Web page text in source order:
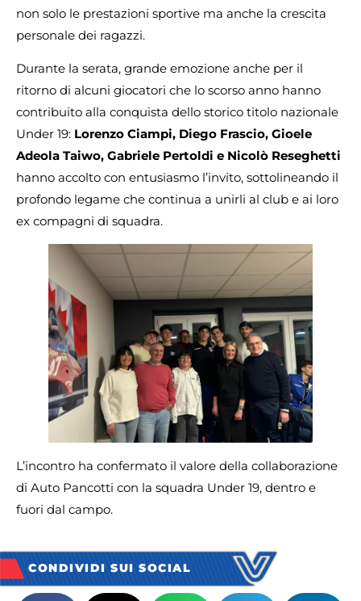
non solo le prestazioni sportive ma anche la crescita
personale dei ragazzi.
Durante la serata, grande emozione anche per il
ritorno di alcuni giocatori che lo scorso anno hanno
contribuito alla conquista dello storico titolo nazionale
Under 19: Lorenzo Ciampi, Diego Frascio, Gioele
Adeola Taiwo, Gabriele Pertoldi e Nicolò Reseghetti
hanno accolto con entusiasmo l’invito, sottolineando il
profondo legame che continua a unirli al club e ai loro
ex compagni di squadra.
L’incontro ha confermato il valore della collaborazione
di Auto Pancotti con la squadra Under 19, dentro e
fuori dal campo.
CONDIVIDI SUI SOCIAL